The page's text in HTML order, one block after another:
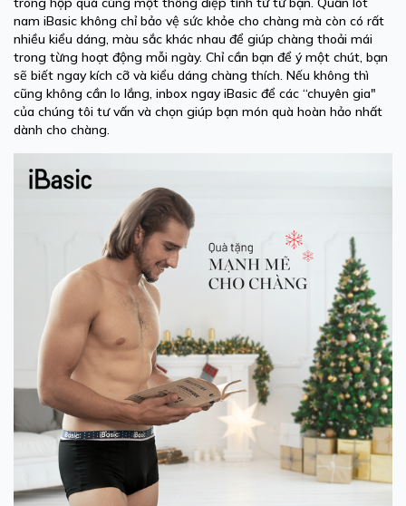
nam iBasic không chỉ bảo vệ sức khỏe cho chàng mà còn có rất
nhiều kiểu dáng, màu sắc khác nhau để giúp chàng thoải mái
trong từng hoạt động mỗi ngày. Chỉ cần bạn để ý một chút, bạn
sẽ biết ngay kích cỡ và kiểu dáng chàng thích. Nếu không thì
cũng không cần lo lắng, inbox ngay iBasic để các “chuyên gia"
của chúng tôi tư vấn và chọn giúp bạn món quà hoàn hảo nhất
dành cho chàng.